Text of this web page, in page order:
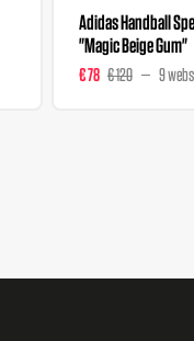
Adidas Handball
"Magic Beige Gum"
€ 78 € 120 9